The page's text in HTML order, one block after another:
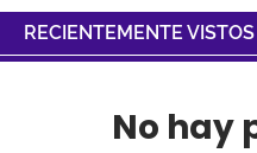
RECIENTEMENTE VISTOS
No hay